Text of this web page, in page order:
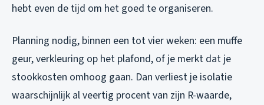
hebt even de tijd om het goed te organiseren.
Planning nodig, binnen een tot vier weken: een muffe
geur, verkleuring op het plafond, of je merkt dat je
stookkosten omhoog gaan. Dan verliest je isolatie
waarschijnlijk al veertig procent van zijn R-waarde,